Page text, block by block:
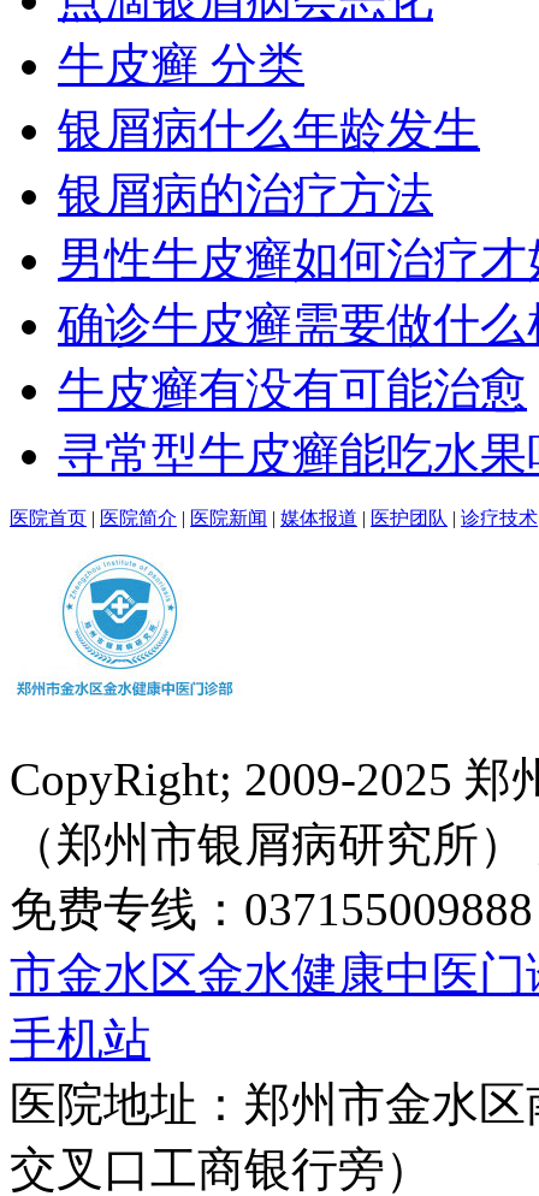
牛皮癣 分类
银屑病什么年龄发生
银屑病的治疗方法
男性牛皮癣如何治疗才
确诊牛皮癣需要做什
牛皮癣有没有可能治愈
寻常型牛皮癣能吃水果
医院首页 | 医院简介 | 医院新闻 | 媒体报道 | 医护团队 | 诊疗技术
CopyRight; 2009-2025
（郑州市银屑病研究所
免费专线：
市金水区金水健康中医
手机站
医院地址：郑州市金水
交叉口工商银行旁）